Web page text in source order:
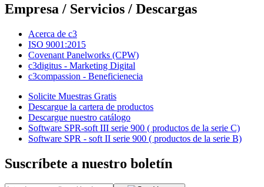
Empresa / Servicios / Descargas
Acerca de c3
ISO 9001:2015
Covenant Panelworks (CPW)
c3digitus - Marketing Digital
c3compassion - Beneficienecia
Solicite Muestras Gratis
Descargue la cartera de productos
Descargue nuestro catálogo
Software SPR-soft III serie 900 ( productos de la serie C)
Software SPR - soft II serie 900 ( productos de la serie B)
Suscríbete a nuestro boletín